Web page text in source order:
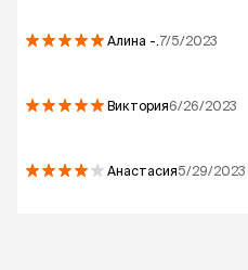
Алина -. 7/5/2023
Виктория6/26/2023
Анастасия5/29/2023